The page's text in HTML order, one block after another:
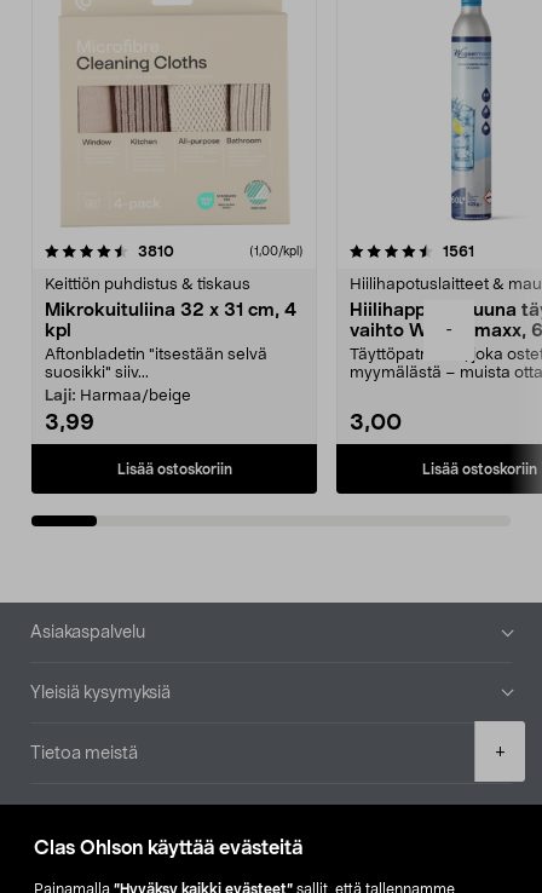
Clas Ohlson käyttää evästeitä
Painamalla ”Hyväksy kaikki evästeet” sallit, että tallennamme
-
+
3810arvostelut (1,00/kpl)
Keittiön puhdistus & tiskaus
Mikrokuituliina 32 x 31 cm, 4
kpl
Aftonbladetin "itsestään selvä
suosikki" siiv...
Laji: Harmaa/beige
3,99
Lisää ostoskoriin
4.5viidestä
1561
Hiilihapotuslaitteet &
Hiilihappopatruuna
vaihto Wassermaxx,
Täyttöpatruuna, joka
myymälästä – muista
3,00
Lisää ostoskoriin
4.5viidestä
Alatunniste
Asiakaspalvelu
Yleisiä kysymyksiä
Tietoa meistä